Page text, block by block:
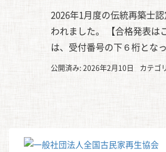
2026年1月度の伝統再築士
われました。 【合格発表
は、受付番号の下６桁とな
公開済み: 2026年2月10日 カテゴ